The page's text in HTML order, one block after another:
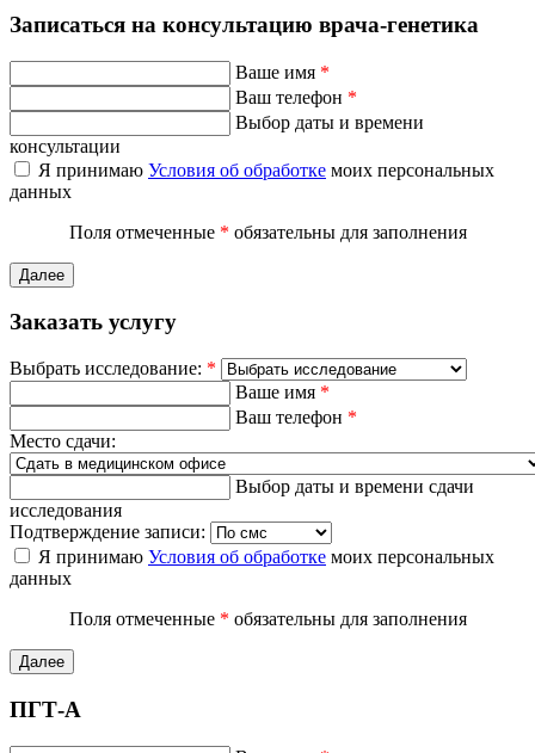
Записаться на консультацию врача-генетика
Ваше имя *
Ваш телефон *
Выбор даты и времени
консультации
Я принимаю Условия об обработке моих персональных
данных
Поля отмеченные * обязательны для заполнения
Далее
Заказать услугу
Выбрать исследование: *
Ваше имя *
Ваш телефон *
Место сдачи:
Выбор даты и времени сдачи
исследования
Подтверждение записи:
Я принимаю Условия об обработке моих персональных
данных
Поля отмеченные * обязательны для заполнения
Далее
ПГТ-А